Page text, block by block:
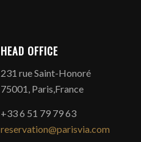
HEAD OFFICE
231 rue Saint-Honoré
75001, Paris,France
+33 6 51 79 79 63
reservation@parisvia.com